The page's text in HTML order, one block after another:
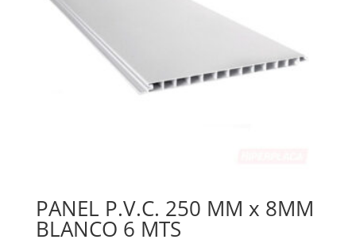
PANEL P.V.C. 250 MM x 8MM
BLANCO 6 MTS